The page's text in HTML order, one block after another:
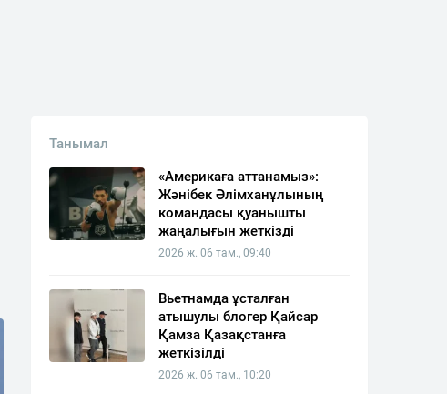
Танымал
«Америкаға аттанамыз»:
Жәнібек Әлімханұлының
командасы қуанышты
жаңалығын жеткізді
2026 ж. 06 там., 09:40
Вьетнамда ұсталған
атышулы блогер Қайсар
Қамза Қазақстанға
жеткізілді
2026 ж. 06 там., 10:20